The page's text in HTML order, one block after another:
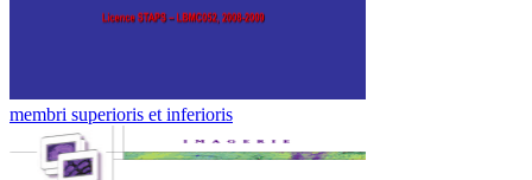
membri superioris et inferioris